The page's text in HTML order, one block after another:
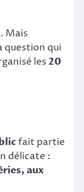
Mais
question qui
les20
fait partie
délicate :
aux